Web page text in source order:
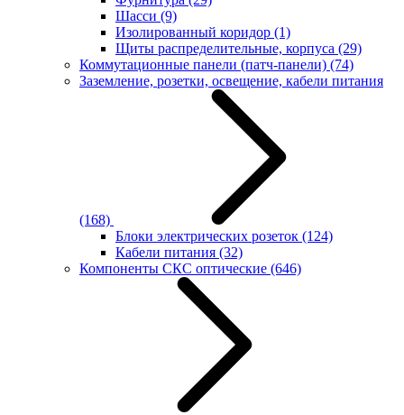
Шасси (9)
Изолированный коридор (1)
Щиты распределительные, корпуса (29)
Коммутационные панели (патч-панели) (74)
Заземление, розетки, освещение, кабели питания
(168)
Блоки электрических розеток (124)
Кабели питания (32)
Компоненты СКС оптические (646)